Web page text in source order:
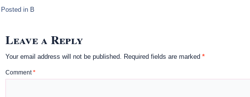
Posted in B
Leave a Reply
Your email address will not be published. Required fields are marked *
Comment*